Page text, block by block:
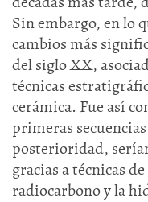
Sin embargo, en lo
cambios más
del siglo XX,
técnicas
cerámica. Fue así
primeras
posterioridad,
gracias a técnicas
radiocarbono y la